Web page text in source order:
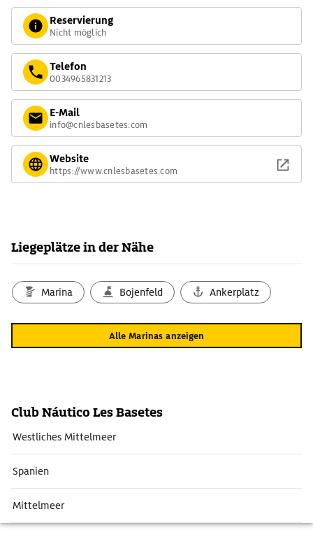
Reservierung
Nicht möglich
Telefon
0034965831213
E-Mail
info@cnlesbasetes.com
Website
https://www.cnlesbasetes.com
Liegeplätze in der Nähe
Marina Bojenfeld Ankerplatz
Alle Marinas anzeigen
Club Náutico Les Basetes
Westliches Mittelmeer
Spanien
Mittelmeer